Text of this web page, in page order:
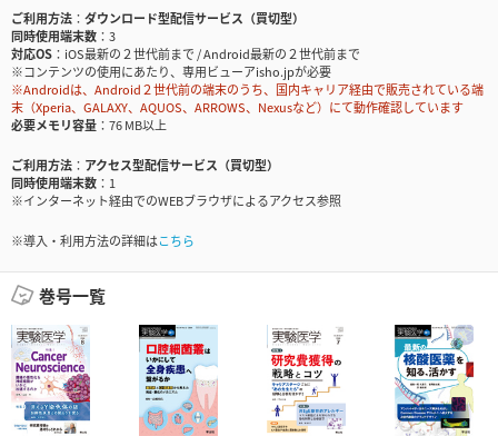
ご利用方法
ダウンロード型配信サービス（買切型）
同時使用端末数
3
対応OS
iOS最新の２世代前まで / Android最新の２世代前まで
※コンテンツの使用にあたり、専用ビューアisho.jpが必要
※Androidは、Android２世代前の端末のうち、国内キャリア経由で販売されている端
末（Xperia、GALAXY、AQUOS、ARROWS、Nexusなど）にて動作確認しています
必要メモリ容量
76 MB以上
ご利用方法
アクセス型配信サービス（買切型）
同時使用端末数
1
※インターネット経由でのWEBブラウザによるアクセス参照
※導入・利用方法の詳細はこちら
巻号一覧